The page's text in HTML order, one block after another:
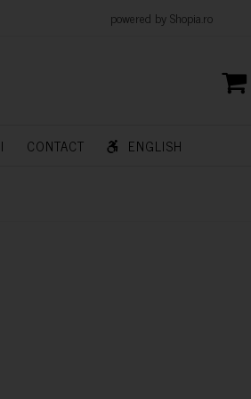
by Shopia.ro
CONTACT ENGLISH